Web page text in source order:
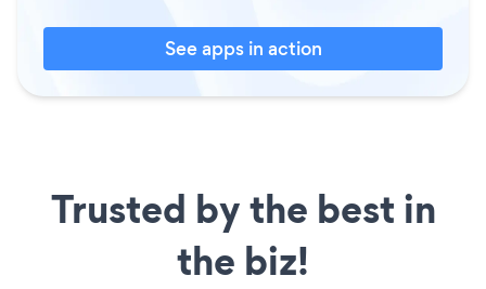
See apps in action
Trusted by the best in
the biz!